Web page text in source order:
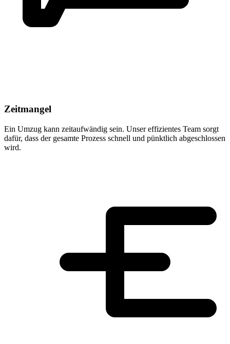
Zeitmangel
Ein Umzug kann zeitaufwändig sein. Unser effizientes Team sorgt
dafür, dass der gesamte Prozess schnell und pünktlich abgeschlossen
wird.